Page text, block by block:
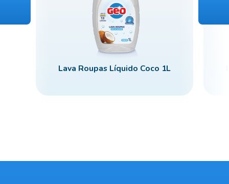
Lava Roupas Líquido Coco 1L